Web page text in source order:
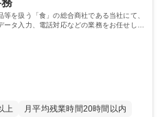
を扱う「食」の総合商社である当社にて、
タ入力、電話対応などの業務をお任せしま
上
月平均残業時間20時間以内